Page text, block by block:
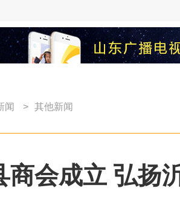
闻 > 其他新闻
商会成立 弘扬